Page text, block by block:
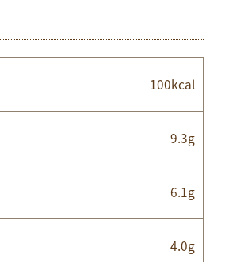
100kcal
9.3g
6.1g
4.0g